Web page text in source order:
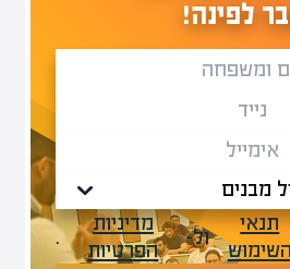
לפינה!
תנאי
השימוש
ול-
מדיניות
הפרטיות
.